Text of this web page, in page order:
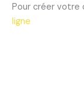
Pour créer votre
ligne